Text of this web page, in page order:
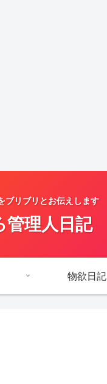
ブリブリとお伝えします
管理人日記
物欲日記